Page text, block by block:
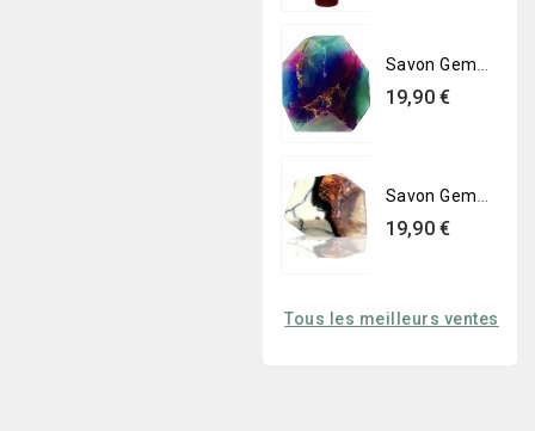
Prix
19,90 €
Prix
19,90 €
Tous les meilleurs ventes